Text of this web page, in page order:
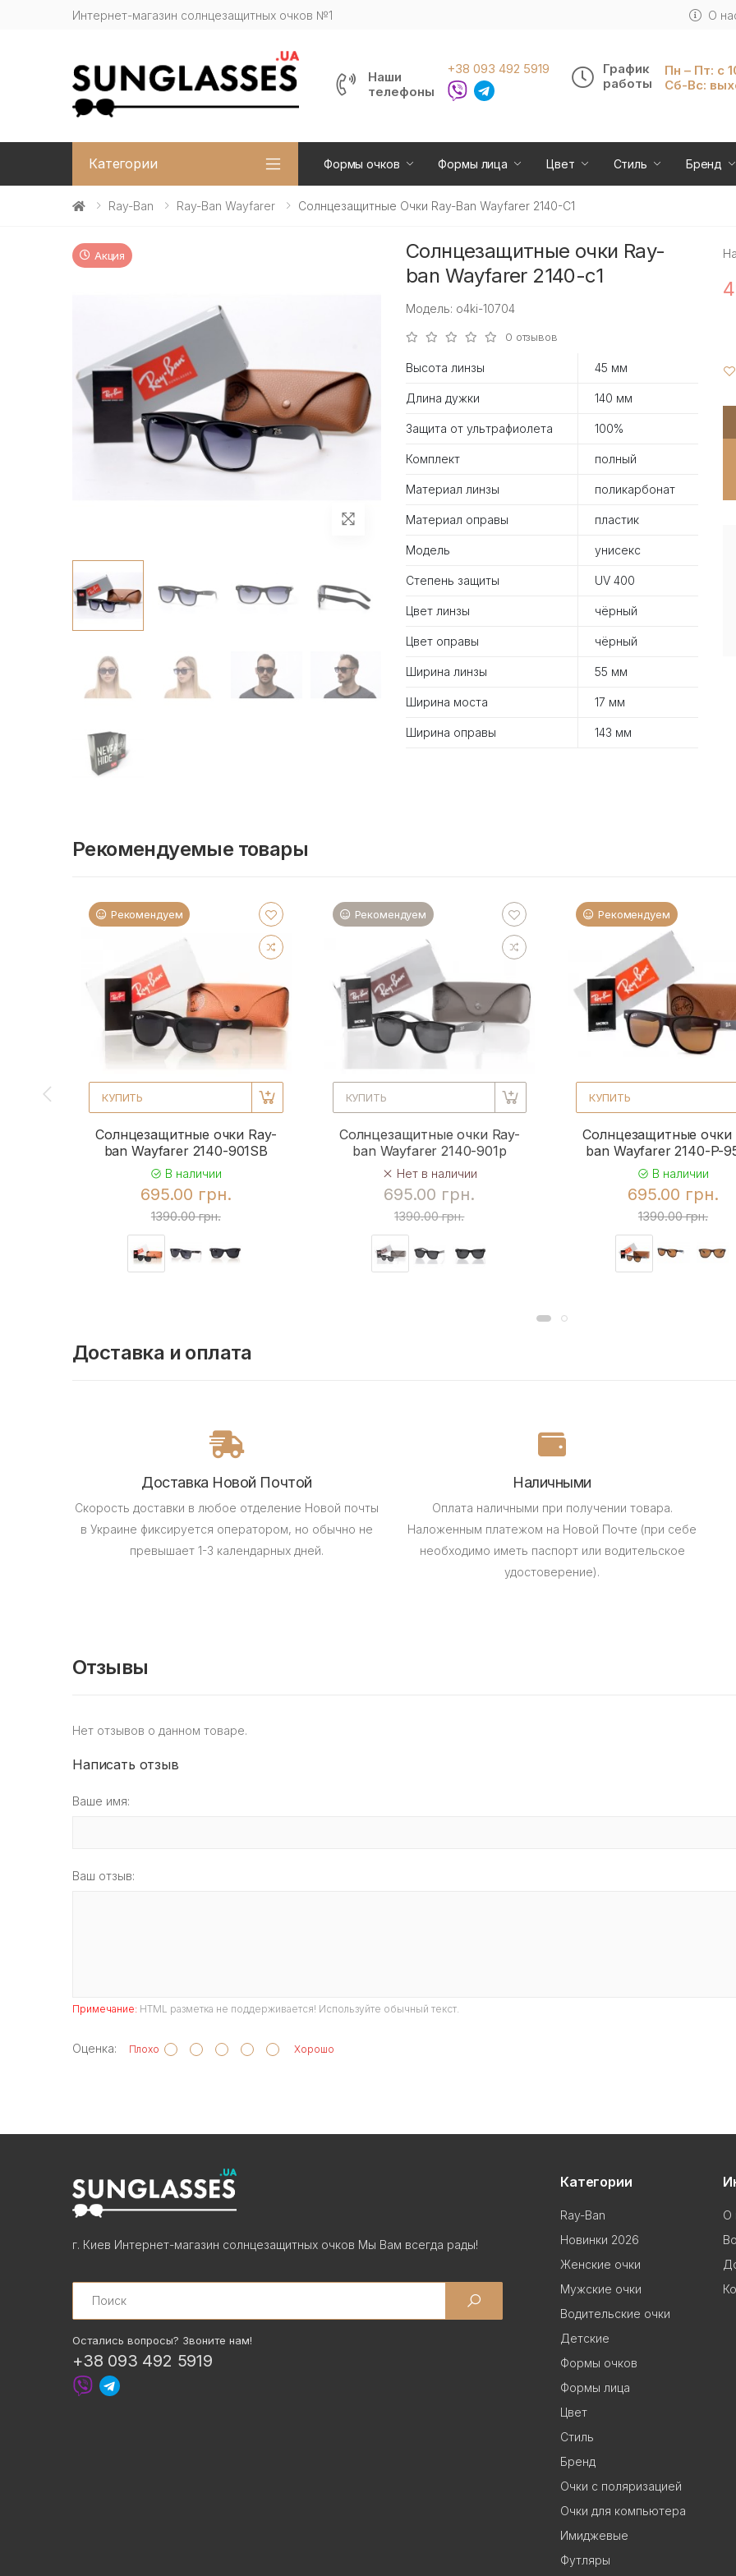
Интернет-магазин солнцезащитных очков №1 О
Наши
телефоны
+38 093 492 5919
График
работы
Пн – Пт: с
Сб-Вс:
Категории Формы очков Формы лица Цвет Стиль Бренд
Ray-Ban Ray-Ban Wayfarer Солнцезащитные Очки Ray-Ban Wayfarer 2140-C1
Акция
Солнцезащитные очки Ray-
ban Wayfarer 2140-c1
Модель: o4ki-10704
0 отзывов
Высота линзы 45 мм
Длина дужки 140 мм
Защита от ультрафиолета 100%
Комплект полный
Материал линзы поликарбонат
Материал оправы пластик
Модель унисекс
Степень защиты UV 400
Цвет линзы чёрный
Цвет оправы чёрный
Ширина линзы 55 мм
Ширина моста 17 мм
Ширина оправы 143 мм
Рекомендуемые товары
Рекомендуем
КУПИТЬ
Солнцезащитные очки Ray-
ban Wayfarer 2140-901SB
В наличии
695.00 грн.
1390.00 грн.
Рекомендуем
КУПИТЬ
Солнцезащитные очки Ray-
ban Wayfarer 2140-901p
Нет в наличии
695.00 грн.
1390.00 грн.
Рекомендуем
КУПИТЬ
Солнцезащитные очки
ban Wayfarer 2140-P-
В наличии
695.00 грн.
1390.00 грн.
Доставка и оплата
Доставка Новой Почтой
Скорость доставки в любое отделение Новой почты
в Украине фиксируется оператором, но обычно не
превышает 1-3 календарных дней.
Наличными
Оплата наличными при получении товара.
Наложенным платежом на Новой Почте (при себе
необходимо иметь паспорт или водительское
удостоверение).
Отзывы
Нет отзывов о данном товаре.
Написать отзыв
Ваше имя:
Ваш отзыв:
Примечание: HTML разметка не поддерживается! Используйте обычный текст.
Оценка: Плохо Хорошо
г. Киев Интернет-магазин солнцезащитных очков Мы Вам всегда рады!
Search
Остались вопросы? Звоните нам!
+38 093 492 5919
Категории
Ray-Ban
Новинки 2026
Женские очки
Мужские очки
Водительские очки
Детские
Формы очков
Формы лица
Цвет
Стиль
Бренд
Очки с поляризацией
Очки для компьютера
Имиджевые
Футляры
О